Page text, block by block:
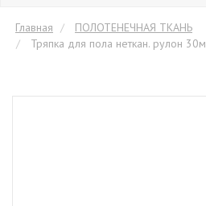
Главная
ПОЛОТЕНЕЧНАЯ ТКАНЬ
Тряпка для пола неткан. рулон 30м